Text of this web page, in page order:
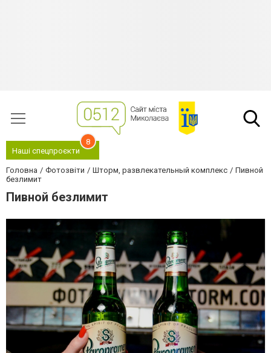
Наші спецпроєкти
8
Головна Фотозвіти Шторм, развлекательный комплекс
Пивной
безлимит
Пивной безлимит